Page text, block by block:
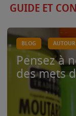
GUIDE ET
BLOG
Pensez à
des mets